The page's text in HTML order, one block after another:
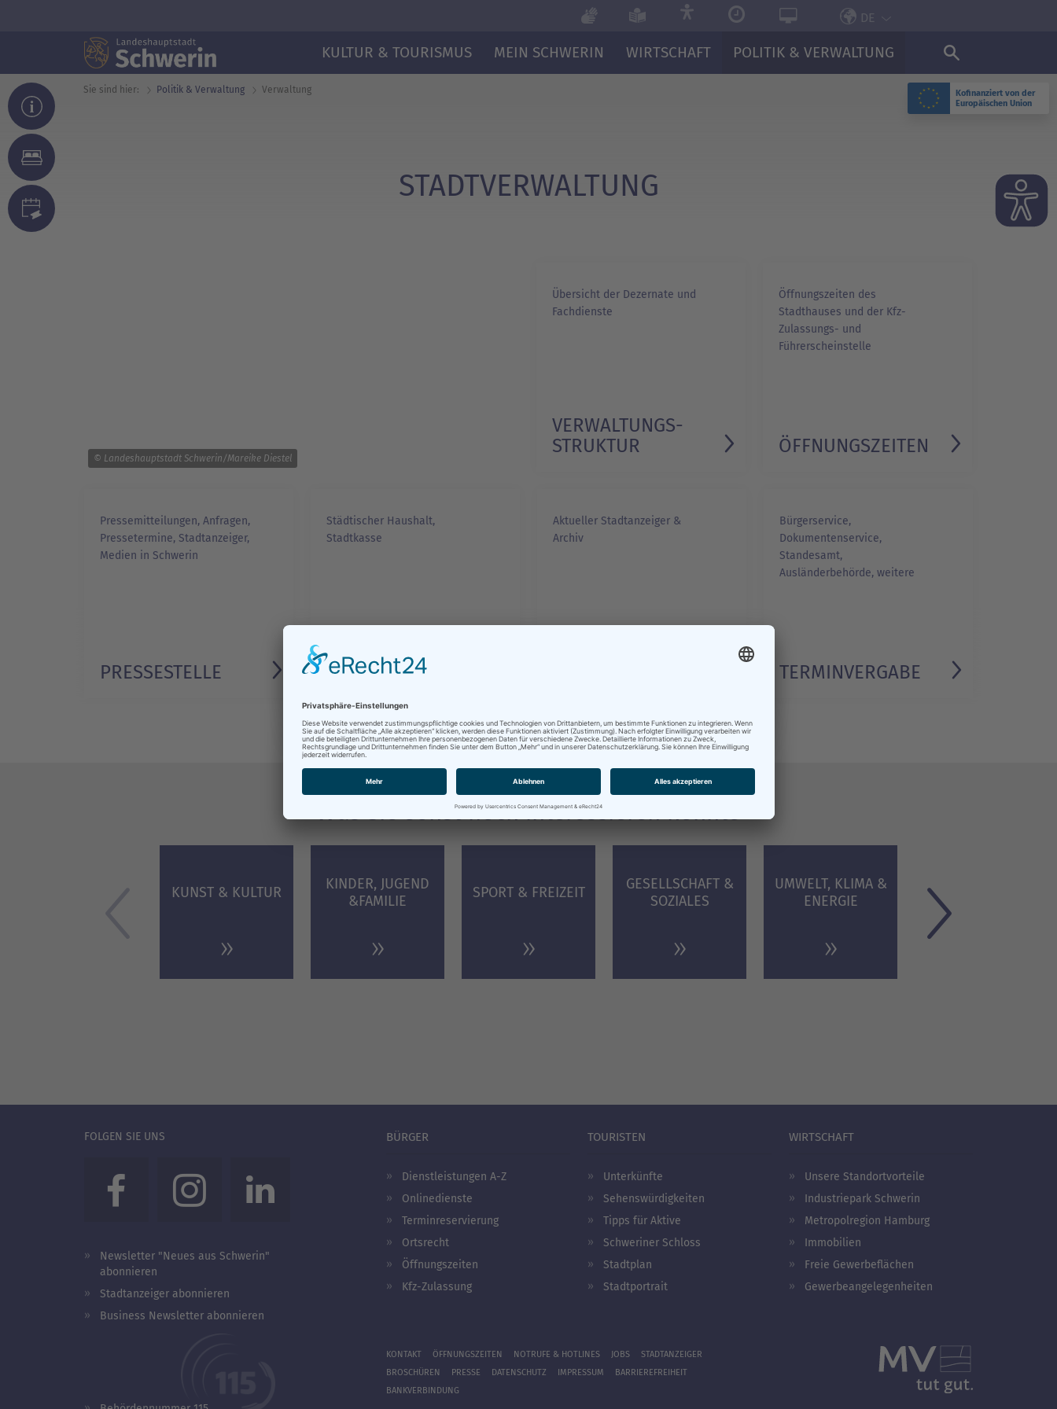
Kofinanziert von der
Europäischen Union
DE
KULTUR & TOURISMUS MEIN SCHWERIN WIRTSCHAFT POLITIK & VERWALTUNG
Sie sind hier: Politik & Verwaltung Verwaltung
STADTVERWALTUNG
© Landeshauptstadt Schwerin/Mareike Diestel
VERWALTUNGS­
STRUKTUR
Übersicht der Dezernate und
Fachdienste
ÖFFNUNGSZEITEN
Öffnungszeiten des
Stadthauses und der Kfz-
Zulassungs- und
Führerscheinstelle
PRESSESTELLE
Pressemitteilungen, Anfragen,
Pressetermine, Stadtanzeiger,
Medien in Schwerin
FINANZEN
Städtischer Haushalt,
Stadtkasse
Aktueller Stadtanzeiger &
Archiv
TERMINVERGABE
Bürgerservice,
Dokumentenservice,
Standesamt,
Ausländerbehörde, weitere
Was Sie sonst noch interessieren könnte
KUNST & KULTUR
KINDER, JUGEND
&­FAMILIE
SPORT & FREIZEIT
GESELLSCHAFT &
SOZIALES
UMWELT, KLIMA &
ENERGIE
PLANEN & BAUEN
FOLGEN SIE UNS
Newsletter "Neues aus Schwerin"
abonnieren
Stadtanzeiger abonnieren
Business Newsletter abonnieren
BÜRGER
Dienstleistungen A-Z
Onlinedienste
Terminreservierung
Ortsrecht
Öffnungszeiten
Kfz-Zulassung
TOURISTEN
Unterkünfte
Sehenswürdigkeiten
Tipps für Aktive
Schweriner Schloss
Stadtplan
Stadtportrait
WIRTSCHAFT
Unsere Standortvorteile
Industriepark Schwerin
Metropolregion Hamburg
Immobilien
Freie Gewerbeflächen
Gewerbeangelegenheiten
KONTAKT ÖFFNUNGSZEITEN NOTRUFE & HOTLINES JOBS
STADTANZEIGER
BROSCHÜREN
PRESSE DATENSCHUTZ IMPRESSUM
BARRIEREFREIHEIT
BANKVERBINDUNG